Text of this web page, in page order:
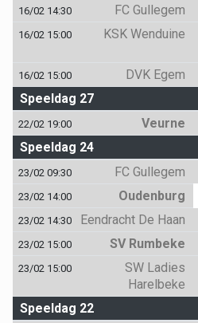
16/02 14:30 FC Gullegem
16/02 15:00 KSK Wenduine
16/02 15:00 DVK Egem
Speeldag 27
22/02 19:00 Veurne
Speeldag 24
23/02 09:30 FC Gullegem
23/02 14:00 Oudenburg
23/02 14:30 Eendracht De Haan
23/02 15:00 SV Rumbeke
23/02 15:00
SW Ladies
Harelbeke
Speeldag 22